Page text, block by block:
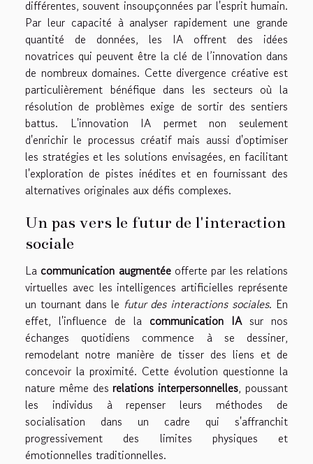
différentes, souvent insoupçonnées par l'esprit humain.
Par leur capacité à analyser rapidement une grande
quantité de données, les IA offrent des idées
novatrices qui peuvent être la clé de l’innovation dans
de nombreux domaines. Cette divergence créative est
particulièrement bénéfique dans les secteurs où la
résolution de problèmes exige de sortir des sentiers
battus. L'innovation IA permet non seulement
d'enrichir le processus créatif mais aussi d'optimiser
les stratégies et les solutions envisagées, en facilitant
l'exploration de pistes inédites et en fournissant des
alternatives originales aux défis complexes.
Un pas vers le futur de l'interaction
sociale
La communication augmentéeofferte par les relations
virtuelles avec les intelligences artificielles représente
un tournant dans le futur des interactions sociales. En
effet, l'influence de la communication IAsur nos
échanges quotidiens commence à se dessiner,
remodelant notre manière de tisser des liens et de
concevoir la proximité. Cette évolution questionne la
nature même desrelations interpersonnelles, poussant
les individus à repenser leurs méthodes de
socialisation dans un cadre qui s'affranchit
progressivement des limites physiques et
émotionnelles traditionnelles.